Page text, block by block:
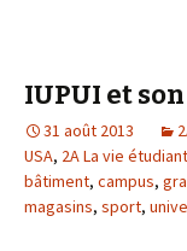
IUPUI et
31 août 2013
USA, 2A La vie
bâtiment, campus,
magasins, sport,